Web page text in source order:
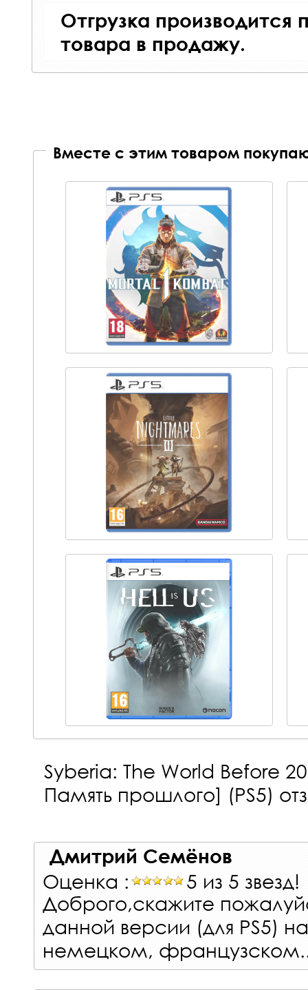
Отгрузка производится
товара в продажу.
Вместе с этим товаром
Syberia: The World Before
Память прошлого] (PS5)
Дмитрий Семёнов
Оценка :
5 из 5 звезд!
Доброго,скажите
данной версии (для PS5)
немецком,